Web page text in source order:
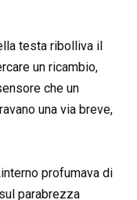
testa ribolliva il
un ricambio,
che un
una via breve,
profumava di
parabrezza